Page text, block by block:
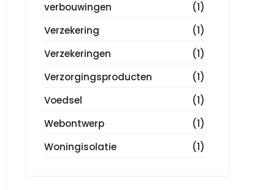
verbouwingen
(1)
Verzekering
(1)
Verzekeringen
(1)
Verzorgingsproducten
(1)
Voedsel
(1)
Webontwerp
(1)
Woningisolatie
(1)